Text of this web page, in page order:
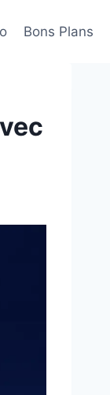
Bons Plans